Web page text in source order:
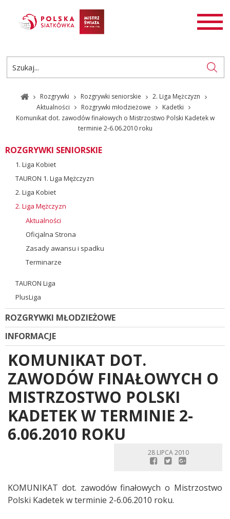
AKTUALNOŚCI
ROZGRYWKI
PL
EN
Rozgrywki Rozgrywki seniorskie
2. Liga Mężczyzn
Aktualności
Rozgrywki młodzieżowe
Kadetki
Komunikat dot. zawodów finałowych o Mistrzostwo Polski Kadetek w
terminie 2-6.06.2010 roku
ROZGRYWKI SENIORSKIE
1. Liga Kobiet
TAURON 1. Liga Mężczyzn
2. Liga Kobiet
2. Liga Mężczyzn
Aktualności
Oficjalna Strona
Zasady awansu i spadku
Terminarze
TAURON Liga
PlusLiga
ROZGRYWKI MŁODZIEŻOWE
INFORMACJE
KOMUNIKAT DOT.
ZAWODÓW FINAŁOWYCH O
MISTRZOSTWO POLSKI
KADETEK W TERMINIE 2-
6.06.2010 ROKU
28 LIPCA 2010
KOMUNIKAT dot. zawodów finałowych o Mistrzostwo
Polski Kadetek w terminie 2-6.06.2010 roku.